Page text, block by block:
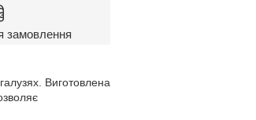
замовлення
Виготовлена